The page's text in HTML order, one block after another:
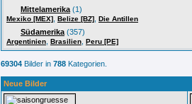
Mittelamerika (1)
Mexiko [MEX] Belize [BZ] Die Antillen
Südamerika (357)
Argentinien Brasilien Peru [PE]
69304 Bilder in 788 Kategorien.
Neue Bilder